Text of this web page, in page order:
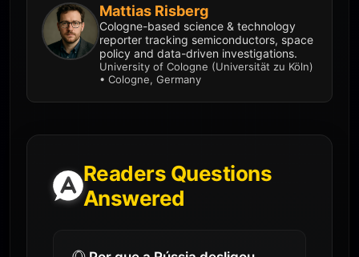
Mattias Risberg
Cologne-based science & technology
reporter tracking semiconductors, space
policy and data-driven investigations.
University of Cologne (Universität zu Köln)
• Cologne, Germany
Readers Questions
Answered